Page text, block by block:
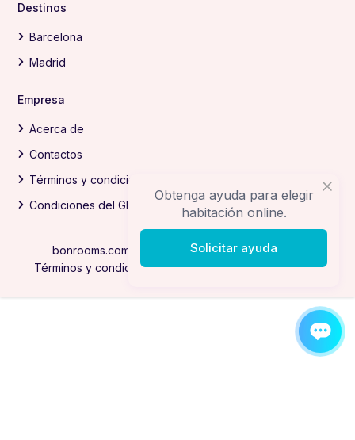
Destinos
Barcelona
Madrid
Empresa
Acerca de
Contactos
Términos y condiciones
Condiciones del GDPR
bonrooms.com Todos los derechos reservados
Términos y condiciones
Condiciones del GDPR
Obtenga ayuda para elegir
habitación online.
Solicitar ayuda